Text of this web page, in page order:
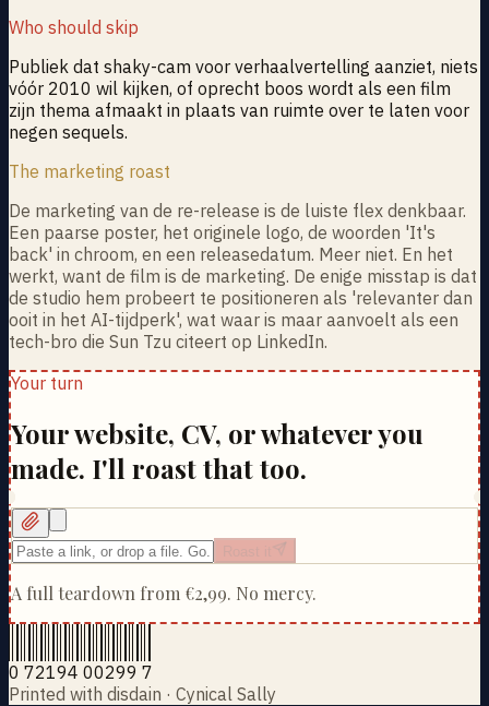
Who should skip
Publiek dat shaky-cam voor verhaalvertelling aanziet, niets
vóór 2010 wil kijken, of oprecht boos wordt als een film
zijn thema afmaakt in plaats van ruimte over te laten voor
negen sequels.
The marketing roast
De marketing van de re-release is de luiste flex denkbaar.
Een paarse poster, het originele logo, de woorden 'It's
back' in chroom, en een releasedatum. Meer niet. En het
werkt, want de film is de marketing. De enige misstap is dat
de studio hem probeert te positioneren als 'relevanter dan
ooit in het AI-tijdperk', wat waar is maar aanvoelt als een
tech-bro die Sun Tzu citeert op LinkedIn.
Your turn
Your website, CV, or whatever you
made. I'll roast that too.
A full teardown from €2,99. No mercy.
0 72194 00299 7
Printed with disdain · Cynical Sally